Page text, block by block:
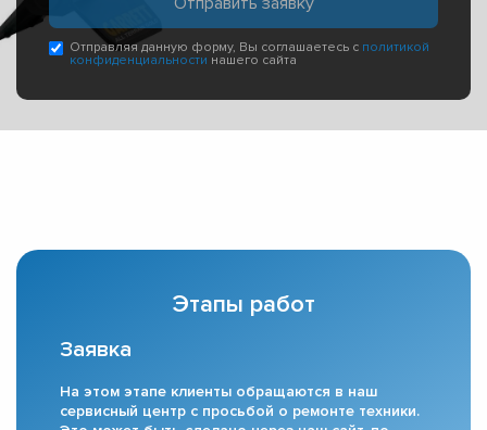
Отправляя данную форму, Вы соглашаетесь с политикой
конфиденциальности нашего сайта
Этапы работ
Заявка
На этом этапе клиенты обращаются в наш
сервисный центр с просьбой о ремонте техники.